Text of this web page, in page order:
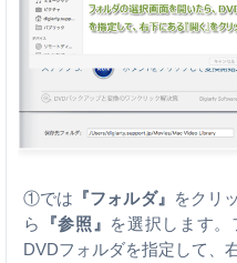
①では 『フォルダ』 をクリ
ら
『参照』 を選択します。
DVDフォルダを指定して、